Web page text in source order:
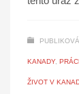
KANADY,
ŽIVOT V